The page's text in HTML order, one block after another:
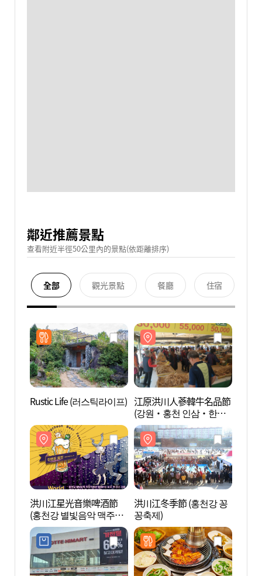
鄰近推薦景點
查看附近半徑50公里內的景點(依距離排序)
全部 觀光景點 餐廳 住宿
Rustic Life (러스틱라이프) 江原洪川人蔘韓牛名品節
(강원·홍천 인삼·한우
명품축제)
洪川江星光音樂啤酒節
(홍천강 별빛음악 맥주축
제)
洪川江冬季節 (홍천강 꽁
꽁축제)